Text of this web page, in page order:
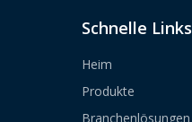
Schnelle Links
Heim
Produkte
Branchenlösungen